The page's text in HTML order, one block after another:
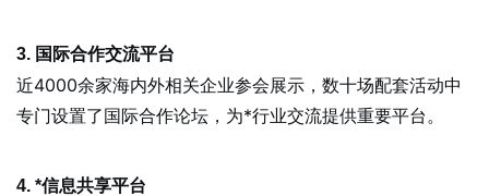
3. 国际合作交流平台
近4000余家海内外相关企业参会展示，数十场配套活动中
专门设置了国际合作论坛，为*行业交流提供重要平台。
4. *信息共享平台